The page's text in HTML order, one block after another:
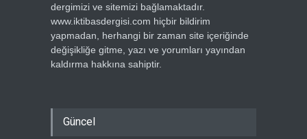
dergimizi ve sitemizi bağlamaktadır.
www.iktibasdergisi.com hiçbir bildirim
yapmadan, herhangi bir zaman site içeriğinde
değişikliğe gitme, yazı ve yorumları yayından
kaldırma hakkına sahiptir.
Güncel